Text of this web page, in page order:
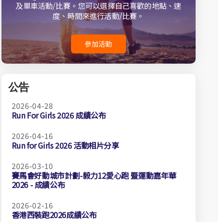
及單車活動/比賽。您可以選擇自己喜歡的地點、速
度、時間來進行活動/比賽。
參加活動
公告
2026-04-28
Run For Girls 2026 成績公布
2026-04-16
Run for Girls 2026 活動相片分享
2026-03-10
賽馬會好動城市計劃-毅力12愛心跑 暨運動嘉年華
2026 - 成績公布
2026-02-16
香港西裝跑2026成績公布